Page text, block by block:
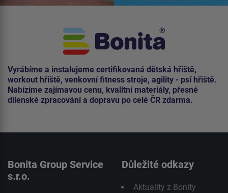
Vyrábíme a instalujeme certifikovaná dětská hřiště,
workout hřiště, venkovní fitness stroje, agility - psí hřiště.
Nabízíme zajímavou cenu, kvalitní materiály, přesné
dílenské zpracování a dopravu po celé ČR zdarma.
Bonita Group Service
s.r.o.
Důležité odkazy
Aktuality z Bonity